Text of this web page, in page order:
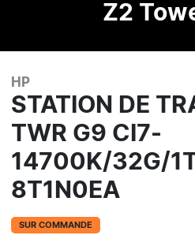
Z2
HP
STATION DE
TWR G9 CI7-
14700K/32G/
8T1N0EA
SUR COMMANDE